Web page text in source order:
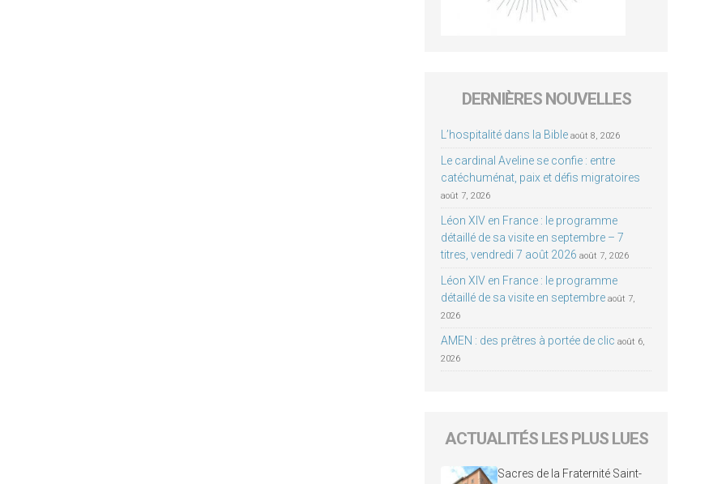
DERNIÈRES NOUVELLES
L’hospitalité dans la Bible août 8, 2026
Le cardinal Aveline se confie : entre
catéchuménat, paix et défis migratoires
août 7, 2026
Léon XIV en France : le programme
détaillé de sa visite en septembre – 7
titres, vendredi 7 août 2026 août 7, 2026
Léon XIV en France : le programme
détaillé de sa visite en septembre août 7,
2026
AMEN : des prêtres à portée de clic août 6,
2026
ACTUALITÉS LES PLUS LUES
Sacres de la Fraternité Saint-